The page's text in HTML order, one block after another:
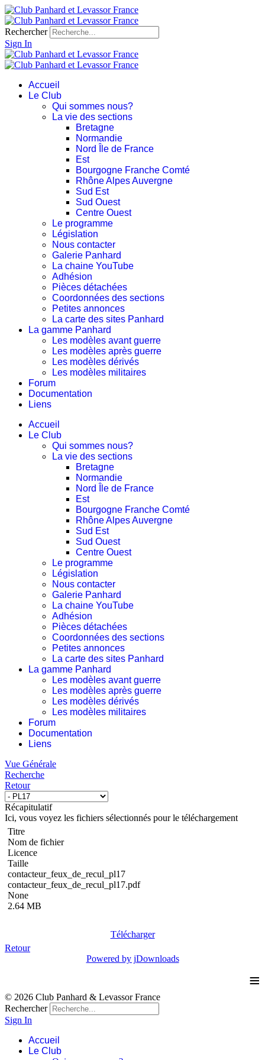
Rechercher
Sign In
Accueil
Le Club
Qui sommes nous?
La vie des sections
Bretagne
Normandie
Nord Île de France
Est
Bourgogne Franche Comté
Rhône Alpes Auvergne
Sud Est
Sud Ouest
Centre Ouest
Le programme
Législation
Nous contacter
Galerie Panhard
La chaine YouTube
Adhésion
Pièces détachées
Coordonnées des sections
Petites annonces
La carte des sites Panhard
La gamme Panhard
Les modèles avant guerre
Les modèles après guerre
Les modèles dérivés
Les modèles militaires
Forum
Documentation
Liens
Accueil
Le Club
Qui sommes nous?
La vie des sections
Bretagne
Normandie
Nord Île de France
Est
Bourgogne Franche Comté
Rhône Alpes Auvergne
Sud Est
Sud Ouest
Centre Ouest
Le programme
Législation
Nous contacter
Galerie Panhard
La chaine YouTube
Adhésion
Pièces détachées
Coordonnées des sections
Petites annonces
La carte des sites Panhard
La gamme Panhard
Les modèles avant guerre
Les modèles après guerre
Les modèles dérivés
Les modèles militaires
Forum
Documentation
Liens
Vue Générale
Recherche
Retour
Récapitulatif
Ici, vous voyez les fichiers sélectionnés pour le téléchargement
Titre
Nom de fichier
Licence
Taille
contacteur_feux_de_recul_pl17
contacteur_feux_de_recul_pl17.pdf
None
2.64 MB
Télécharger
Retour
Powered by jDownloads
≡
© 2026 Club Panhard & Levassor France
Rechercher
Sign In
Accueil
Le Club